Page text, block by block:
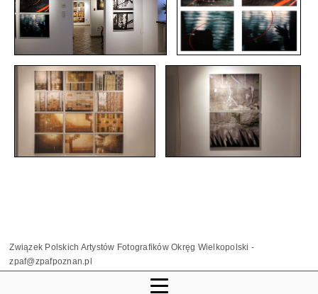
Związek Polskich Artystów Fotografików Okręg Wielkopolski -
zpaf@zpafpoznan.pl